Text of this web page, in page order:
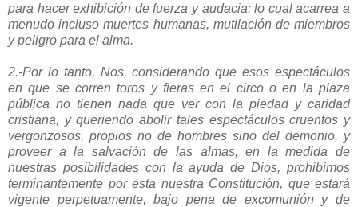
para hacer exhibición de fuerza y audacia; lo cual acarrea a
menudo incluso muertes humanas, mutilación de miembros
y peligro para el alma.
2.-Por lo tanto, Nos, considerando que esos espectáculos
en que se corren toros y fieras en el circo o en la plaza
pública no tienen nada que ver con la piedad y caridad
cristiana, y queriendo abolir tales espectáculos cruentos y
vergonzosos, propios no de hombres sino del demonio, y
proveer a la salvación de las almas, en la medida de
nuestras posibilidades con la ayuda de Dios, prohibimos
terminantemente por esta nuestra Constitución, que estará
vigente perpetuamente, bajo pena de excomunión y de